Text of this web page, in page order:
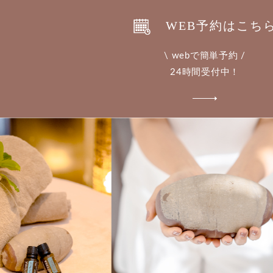
WEB予約はこちら
\ webで簡単予約 /
24時間受付中！